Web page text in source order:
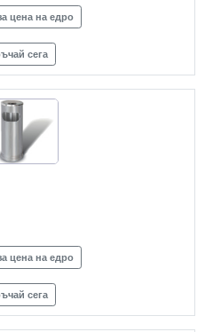
цена на едро
сега
цена на едро
сега